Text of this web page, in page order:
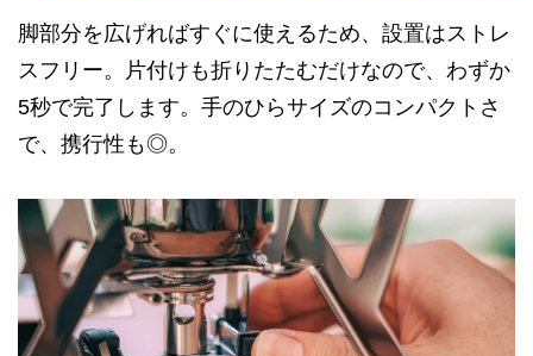
脚部分を広げればすぐに使えるため、設置はストレ
スフリー。片付けも折りたたむだけなので、わずか
5秒で完了します。手のひらサイズのコンパクトさ
で、携行性も◎。